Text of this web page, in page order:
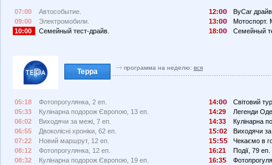
07:00
Автособытие.
09:00
Электромобили.
10:00
Семейный тест-драйв.
12:
ByCar
13:
Мотоспорт.
18:
Семейный
Терра программа на неделю: вся
05:18
Фотопрогулянка, 2 еп.
05:33
Кулінарна подорож Європою, 13 еп.
06:02
Виходячи за межі, 7 еп.
06:55
Двоколісні хроніки, 62 еп.
07:22
Новий маршрут, 12 еп.
08:12
Фотопрогулянка, 12 еп.
08:32
Кулінарна подорож Європою, 19 еп.
14:
Світовий
14:29
Легенди
14:33
Кулінарна
1
: 2
Виходячи
1
:
Чекаємо в
16:21
Події, 79 еп.
16:3